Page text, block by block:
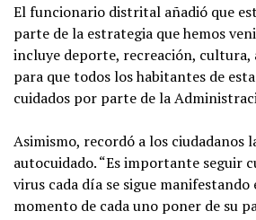
El funcionario distrital añadió que
parte de la estrategia que hemos
incluye deporte, recreación,
para que todos los habitantes de
cuidados por parte de la
Asimismo, recordó a los ciudadanos
autocuidado. “Es importante seguir
virus cada día se sigue manifestando
momento de cada uno poner de su